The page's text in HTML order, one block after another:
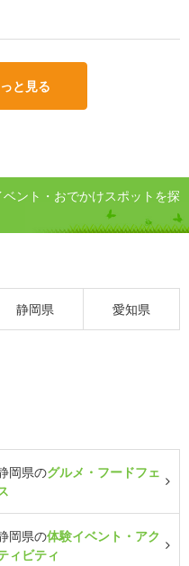
と見る
ント・おでかけスポットを探
静岡県 愛知県
岡県のグルメ・フードフェ
岡県の体験イベント・アク
ィビティ